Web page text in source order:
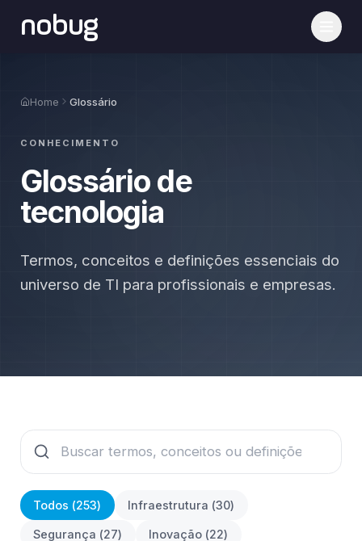
nobug
Home Glossário
CONHECIMENTO
Glossário de
tecnologia
Termos, conceitos e definições essenciais do
universo de TI para profissionais e empresas.
Todos (253) Infraestrutura (30)
Segurança (27) Inovação (22)